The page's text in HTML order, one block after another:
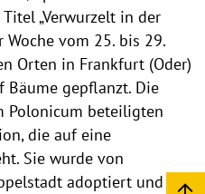
„Verwurzelt in der
vom 25. bis 29.
Orten in Frankfurt (Oder)
Bäume gepflanzt. Die
Polonicum beteiligten
die auf eine
Sie wurde von
adoptiert und im